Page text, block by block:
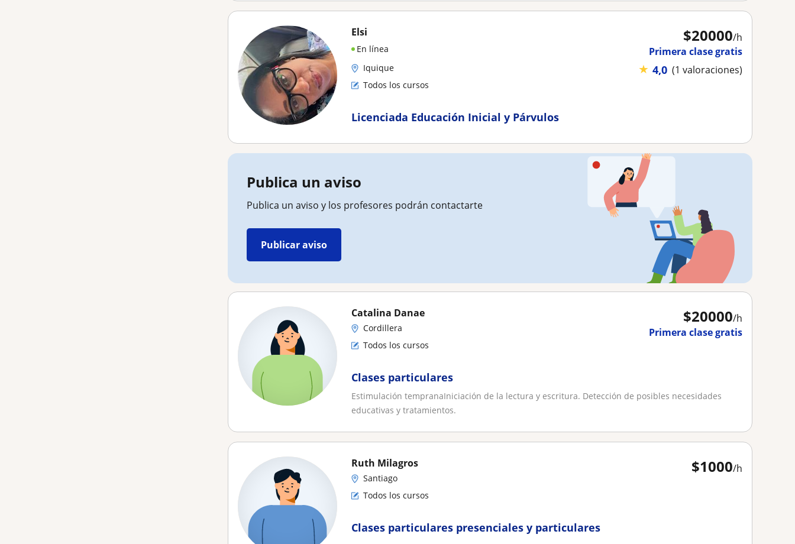
$20000/h
Primera clase gratis
★ 4,0 (1 valoraciones)
Elsi
En línea
Iquique
Todos los cursos
Licenciada Educación Inicial y Párvulos
Publica un aviso
Publica un aviso y los profesores podrán contactarte
Publicar aviso
$20000/h
Primera clase gratis
Catalina Danae
Cordillera
Todos los cursos
Clases particulares
Estimulación tempranaIniciación de la lectura y escritura. Detección de posibles necesidades
educativas y tratamientos.
$1000/h
Ruth Milagros
Santiago
Todos los cursos
Clases particulares presenciales y particulares